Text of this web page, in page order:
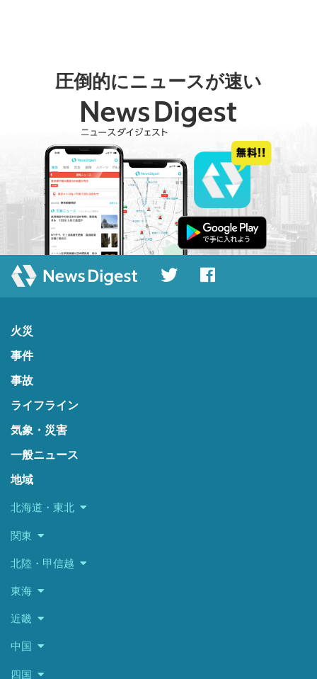
圧倒的にニュースが速い
火災
事件
事故
ライフライン
気象・災害
一般ニュース
地域
北海道・東北
関東
北陸・甲信越
東海
近畿
中国
四国